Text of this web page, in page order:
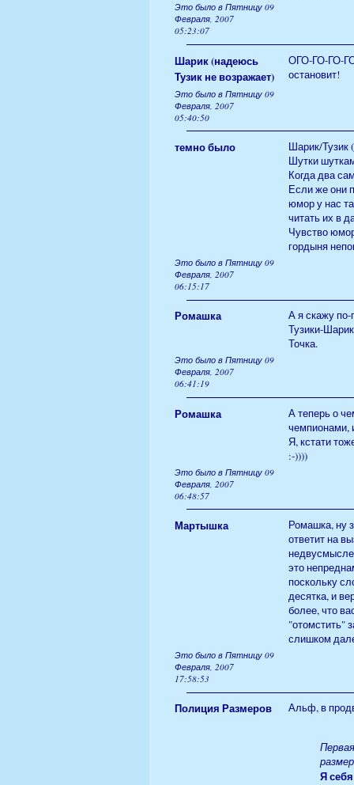
Это было в Пятницу 09
Февраля, 2007
05:23:07
Шарик (надеюсь
Тузик не возражает)
ОГО-ГО-ГО-
остановит!
Это было в Пятницу 09
Февраля, 2007
05:40:50
темно было
Шарик/Тузик
Шутки
Когда два
Если же они
юмор у нас
читать их в
Чувство
гордыня
Это было в Пятницу 09
Февраля, 2007
06:15:17
Ромашка
А я скажу
Тузики-
Точка.
Это было в Пятницу 09
Февраля, 2007
06:41:19
Ромашка
А теперь о
чемпионами,
Я, кстати
:-))))
Это было в Пятницу 09
Февраля, 2007
06:48:57
Мартышка
Ромашка, ну
ответит на
это
поскольку
десятка, и
более, что
"отомстить"
слишком
Это было в Пятницу 09
Февраля, 2007
17:58:53
Полиция Размеров Альф, в
Я